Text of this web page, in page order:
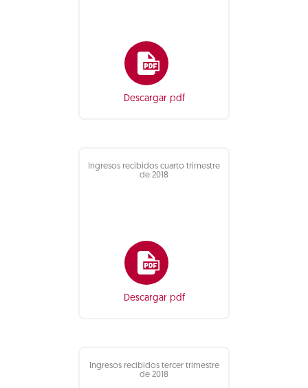
Descargar pdf
Ingresos recibidos cuarto trimestre
de 2018
Descargar pdf
Ingresos recibidos tercer trimestre
de 2018